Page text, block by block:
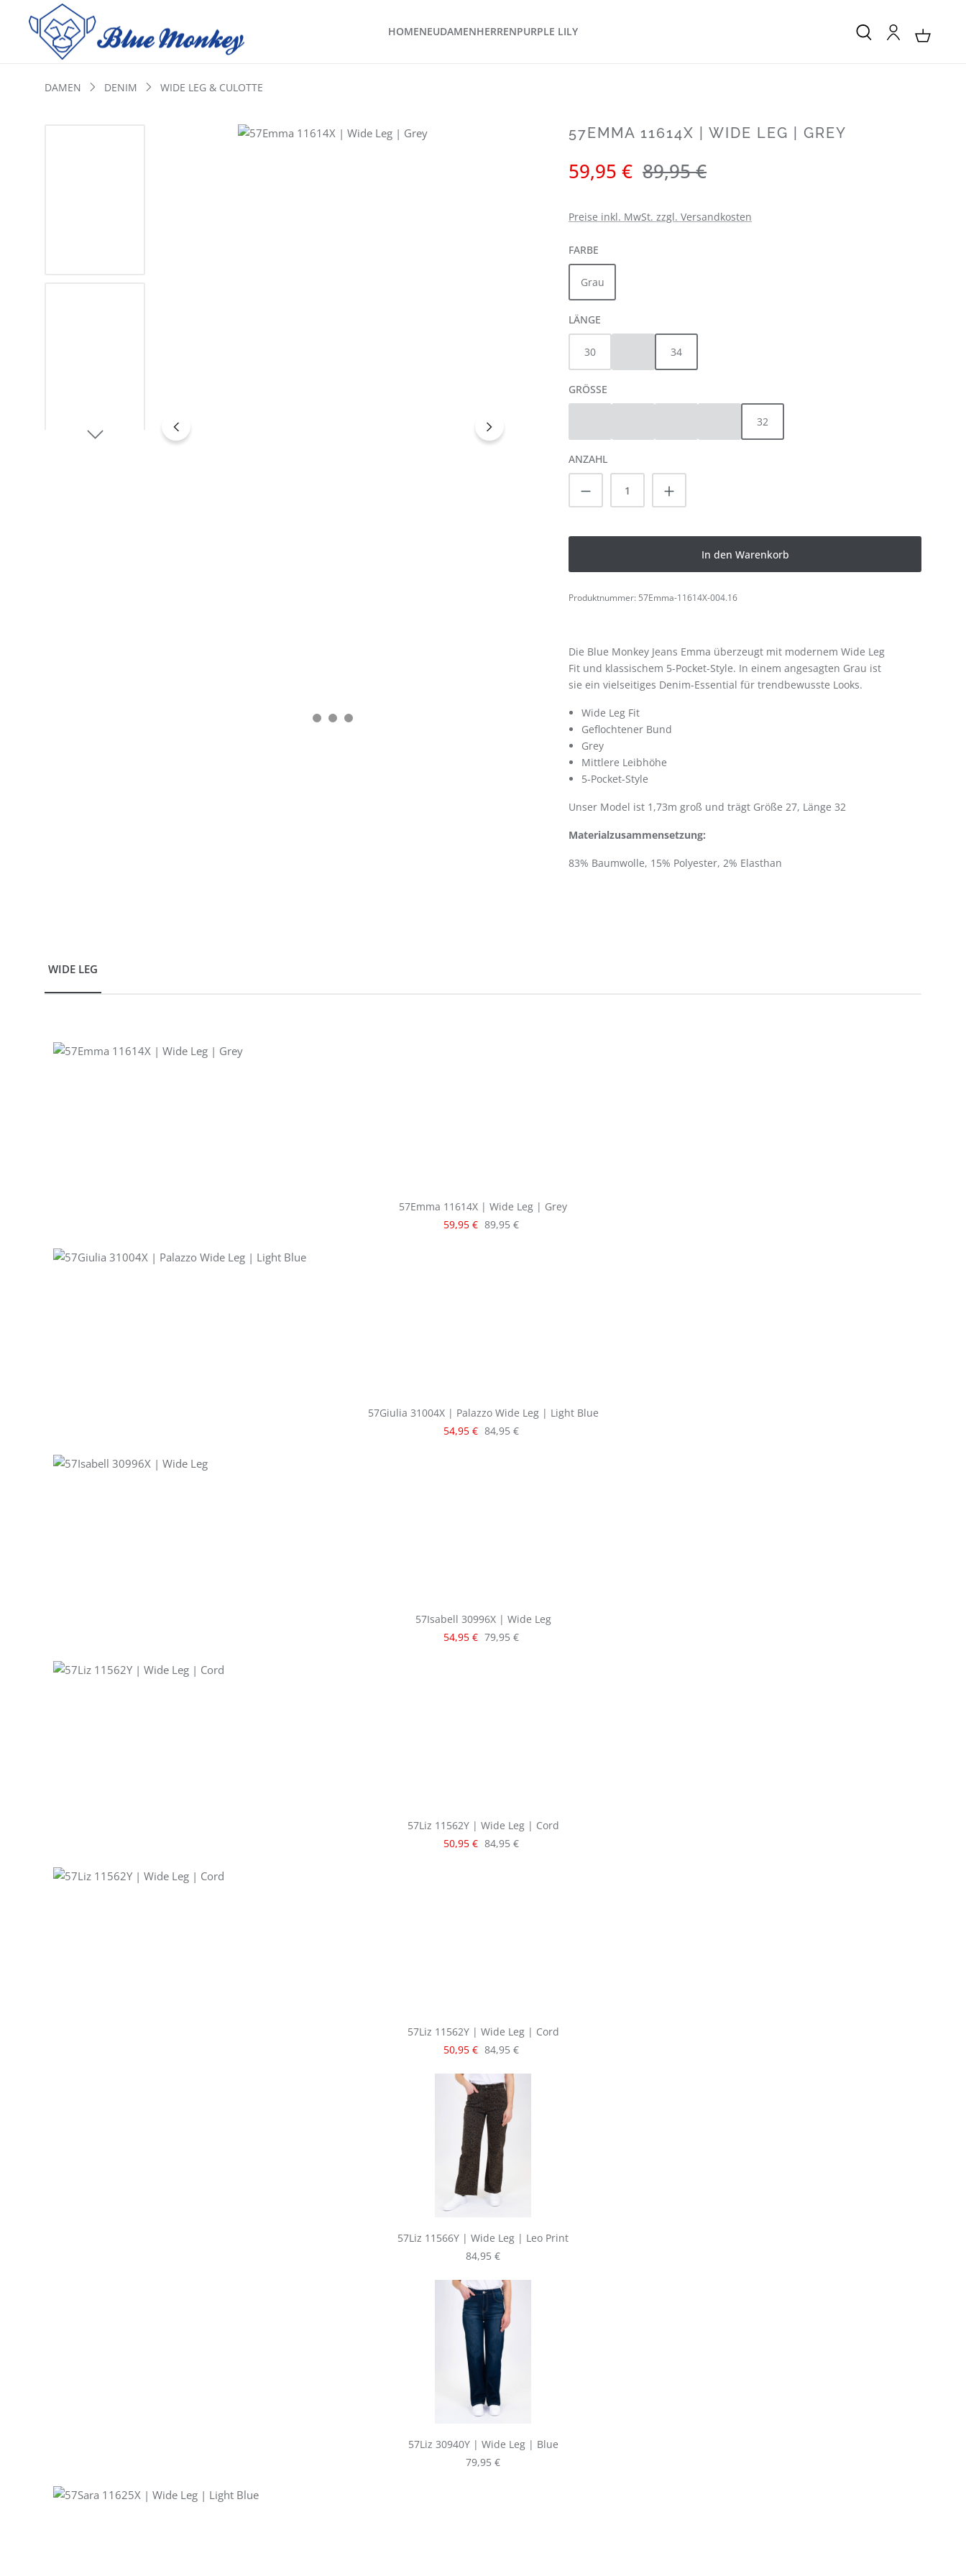
HOMENEUDAMENHERRENPURPLE LILY
DAMEN DENIM WIDE LEG & CULOTTE
57EMMA 11614X | WIDE LEG | GREY
Verkaufspreis:
59,95 € Regulärer Preis:
89,95 €
Preise inkl. MwSt. zzgl. Versandkosten
FARBE
Grau
LÄNGE
30
(Diese Option ist zurzeit nicht verfügbar.)
34
GRÖSSE
(Diese Option ist zurzeit nicht verfügbar.)
(Diese Option ist zurzeit nicht verfügbar.)
(Diese Option ist zurzeit nicht verfügbar.)
32
ANZAHL
Produkt Anzahl: Gib den gewünschten Wert
In den Warenkorb
Produktnummer: 57Emma-11614X-004.16
Die Blue Monkey Jeans Emma überzeugt mit modernem Wide Leg
Fit und klassischem 5-Pocket-Style. In einem angesagten Grau ist
sie ein vielseitiges Denim-Essential für trendbewusste Looks.
Wide Leg Fit
Geflochtener Bund
Grey
Mittlere Leibhöhe
5-Pocket-Style
Unser Model ist 1,73m groß und trägt Größe 27, Länge 32
Materialzusammensetzung:
83% Baumwolle, 15% Polyester, 2% Elasthan
WIDE LEG
57Emma 11614X | Wide Leg | Grey
Verkaufspreis:
59,95 € Regulärer Preis:
89,95 €
57Giulia 31004X | Palazzo Wide Leg | Light Blue
Verkaufspreis:
54,95 € Regulärer Preis:
84,95 €
57Isabell 30996X | Wide Leg
Verkaufspreis:
54,95 € Regulärer Preis:
79,95 €
57Liz 11562Y | Wide Leg | Cord
Verkaufspreis:
50,95 € Regulärer Preis:
84,95 €
57Liz 11562Y | Wide Leg | Cord
Verkaufspreis:
50,95 € Regulärer Preis:
84,95 €
57Liz 11566Y | Wide Leg | Leo Print
Regulärer Preis:
84,95 €
57Liz 30940Y | Wide Leg | Blue
Regulärer Preis:
79,95 €